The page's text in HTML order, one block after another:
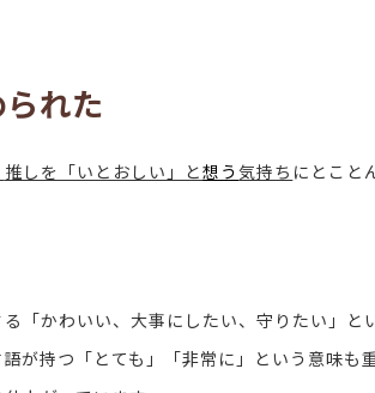
れた
推しを「いとおしい」と想う気持ち にとこと
る「かわいい、大事にしたい、守りたい」と
が持つ「とても」「非常に」という意味も